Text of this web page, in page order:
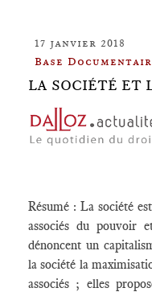
17 janvier 2018
Base
LA SOCIÉTÉ ET
Résumé : La société
associés du pouvoir
dénoncent un
la société la
associés ; elles